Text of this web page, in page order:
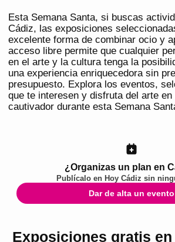
Esta Semana Santa, si buscas
Cádiz, las exposiciones
excelente forma de combinar ocio y
acceso libre permite que cualquier
en el arte y la cultura tenga la
una experiencia enriquecedora sin
presupuesto. Explora los eventos,
que te interesen y disfruta del arte en
cautivador durante esta Semana
¿Organizas un plan en
Publícalo en Hoy Cádiz sin
Dar de alta un evento
Exposiciones gratis